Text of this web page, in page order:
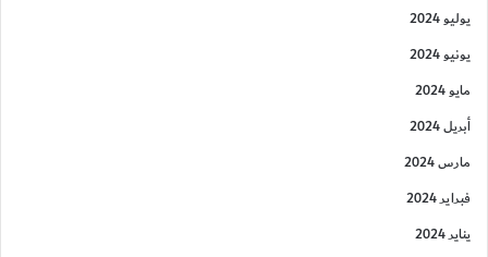
يوليو 2024
يونيو 2024
مايو 2024
أبريل 2024
مارس 2024
فبراير 2024
يناير 2024